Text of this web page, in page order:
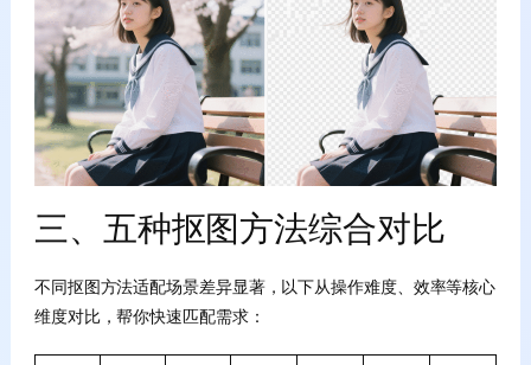
三、五种抠图方法综合对比
不同抠图方法适配场景差异显著，以下从操作难度、效率等核心
维度对比，帮你快速匹配需求：